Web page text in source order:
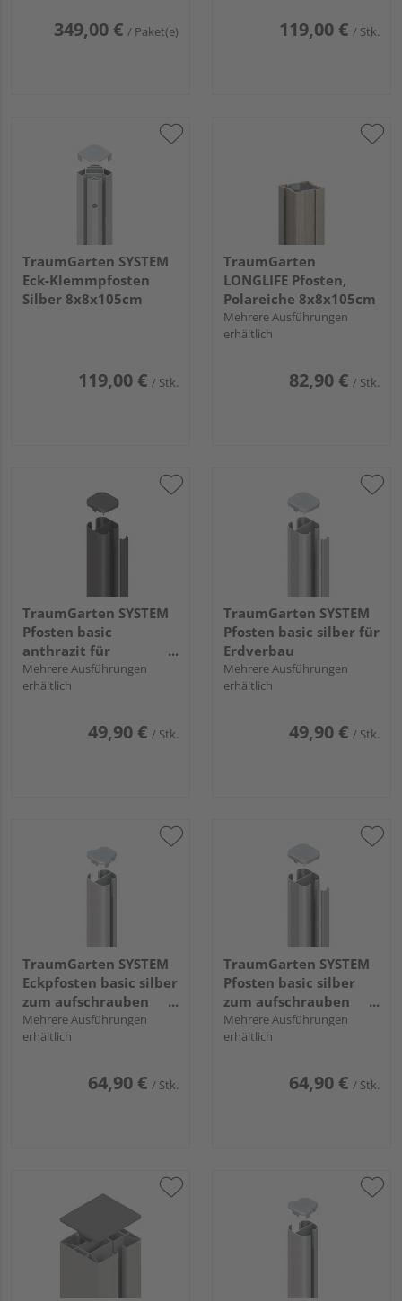
349,00 € / Paket(e) 119,00 € / Stk.
TraumGarten SYSTEM
Eck-Klemmpfosten
Silber 8x8x105cm
119,00 € / Stk.
TraumGarten
LONGLIFE Pfosten,
Polareiche 8x8x105cm
Mehrere Ausführungen
erhältlich
82,90 € / Stk.
TraumGarten SYSTEM
Pfosten basic
anthrazit für
Erdverbau 240x7x7cm
Mehrere Ausführungen
erhältlich
49,90 € / Stk.
TraumGarten SYSTEM
Pfosten basic silber für
Erdverbau
Mehrere Ausführungen
erhältlich
49,90 € / Stk.
TraumGarten SYSTEM
Eckpfosten basic silber
zum aufschrauben
193x7x7cm
Mehrere Ausführungen
erhältlich
64,90 € / Stk.
TraumGarten SYSTEM
Pfosten basic silber
zum aufschrauben
193x7x7cm
Mehrere Ausführungen
erhältlich
64,90 € / Stk.